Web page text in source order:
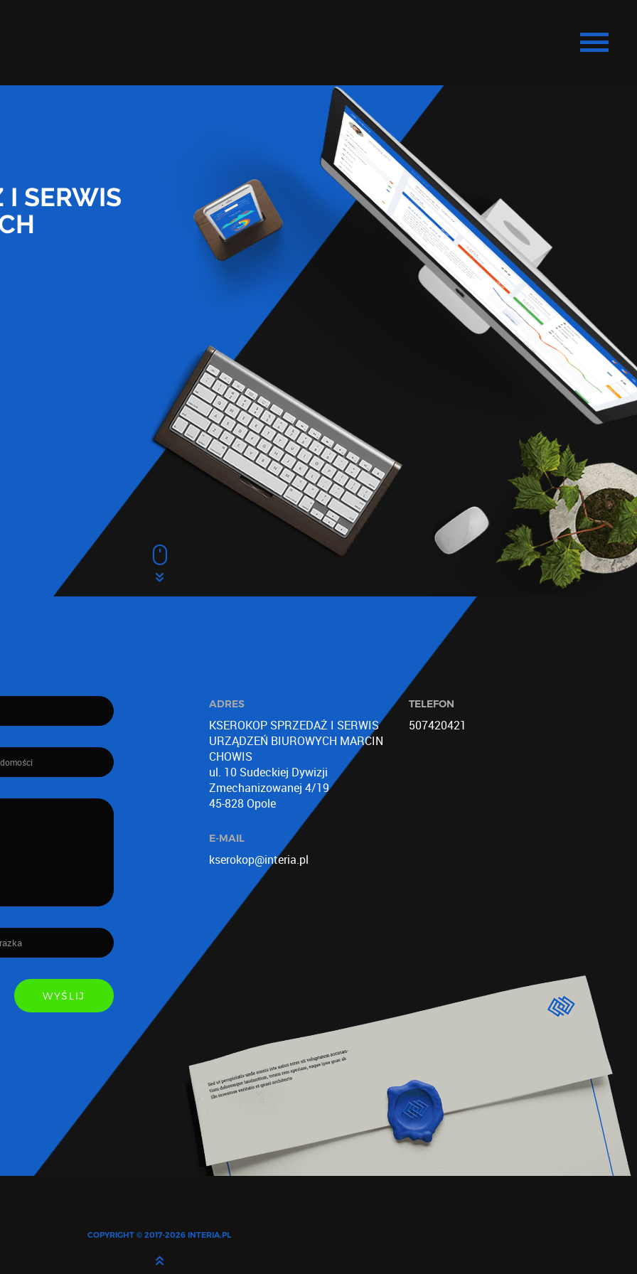
I SERWIS
WYŚLIJ
ADRES
KSEROKOP SPRZEDAŻ I SERWIS
URZĄDZEŃ BIUROWYCH MARCIN
CHOWIS
ul. 10 Sudeckiej Dywizji
Zmechanizowanej 4/19
45-828 Opole
E-MAIL
kserokop@interia.pl
TELEFON
507420421
COPYRIGHT © 2017-2026 INTERIA.PL